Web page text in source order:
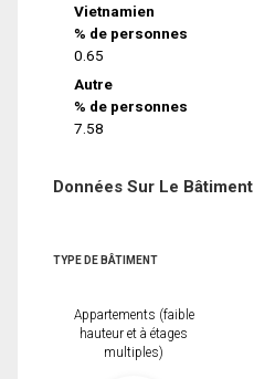
Vietnamien
% de personnes
0.65
Autre
% de personnes
7.58
Données Sur Le Bâtiment
TYPE DE BÂTIMENT
Appartements (faible
hauteur et à étages
multiples)